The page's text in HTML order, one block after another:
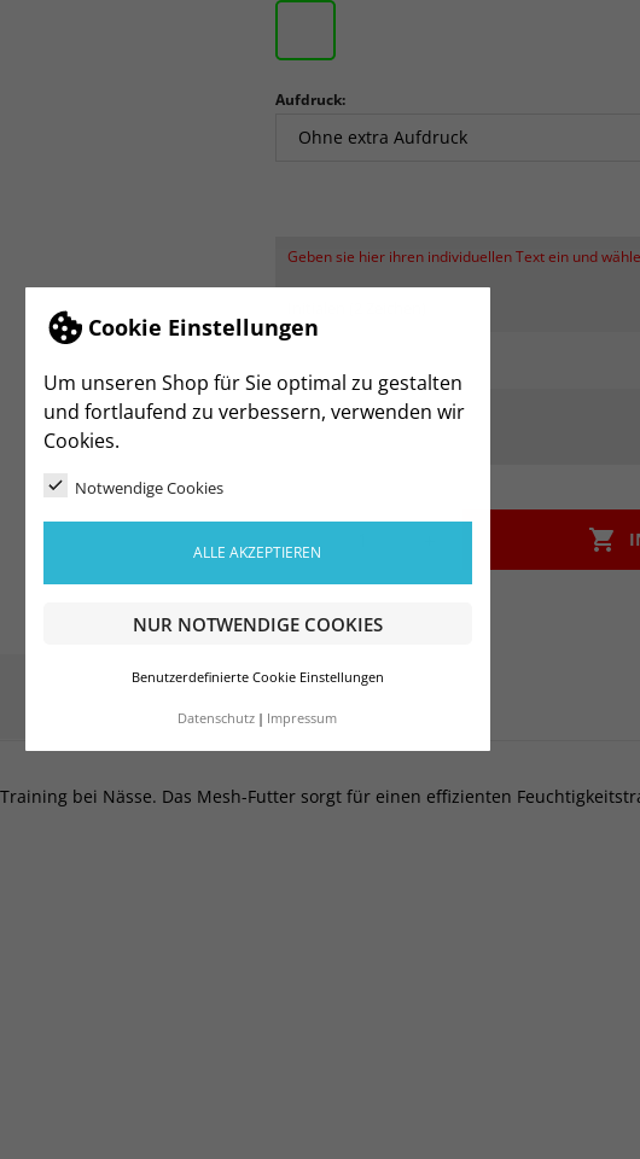
Cookie Einstellungen
Um unseren Shop für Sie optimal zu gestalten
und fortlaufend zu verbessern, verwenden wir
Cookies.
Notwendige Cookies
ALLE AKZEPTIEREN
NUR NOTWENDIGE COOKIES
Benutzerdefinierte Cookie Einstellungen
Datenschutz Impressum
Aufdruck:
Geben sie hier ihren individuellen Text ein und
- 
bei Nässe. Das Mesh-Futter sorgt für einen effizienten